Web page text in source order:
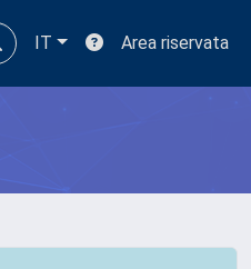
IT Area riservata